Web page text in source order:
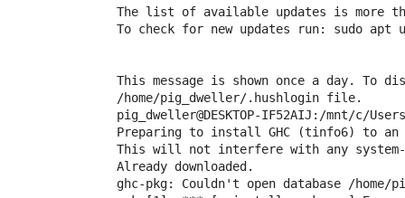
The list of available updates is more
To check for new updates run: sudo apt
This message is shown once a day. To
/home/pig_dweller/.hushlogin file.
pig_dweller@DESKTOP-IF52AIJ:/mnt/c/
Preparing to install GHC (tinfo6) to
This will not interfere with any
Already downloaded.
ghc-pkg: Couldn't open database /